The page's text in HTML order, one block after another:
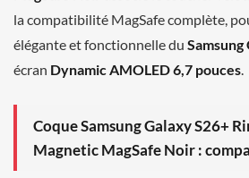
la compatibilité MagSafe complète,
élégante et fonctionnelle du Samsung
écran Dynamic AMOLED 6,7 pouces
Coque Samsung Galaxy S26+
Magnetic MagSafe Noir :